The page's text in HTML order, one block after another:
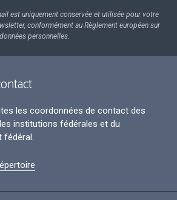
est uniquement conservée et utilisée pour votre
conformément au Règlement européen sur
personnelles.
les coordonnées de contact des
institutions fédérales et du
fédéral.